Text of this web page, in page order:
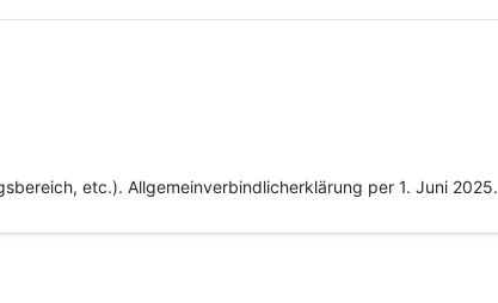
etc.). Allgemeinverbindlicherklärung per 1. Juni 2025.